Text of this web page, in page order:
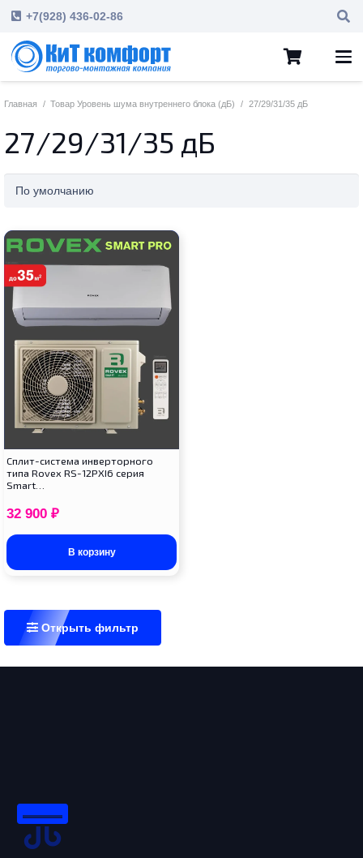
+7(928) 436-02-86
Главная / Товар Уровень шума внутреннего блока (дБ) / 27/29/31/35 дБ
27/29/31/35 дБ
Cплит-система инверторного
типа Rovex RS-12PXI6 серия
Smart…
32 900 ₽
В корзину
Открыть фильтр